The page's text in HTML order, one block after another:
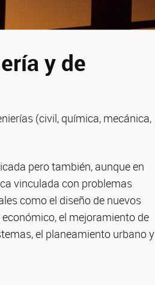
y de
(civil, química, mecánica,
pero también, aunque en
vinculada con problemas
como el diseño de nuevos
el mejoramiento de
el planeamiento urbano y